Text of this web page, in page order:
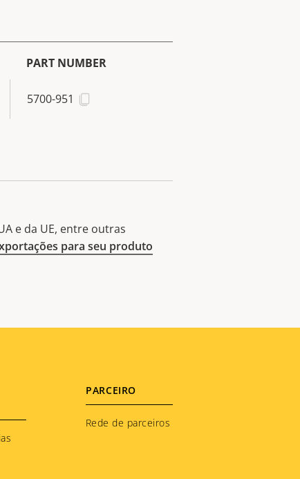
PART NUMBER
5700-951
e da UE, entre outras
para seu produto
PARCEIRO
Rede de parceiros